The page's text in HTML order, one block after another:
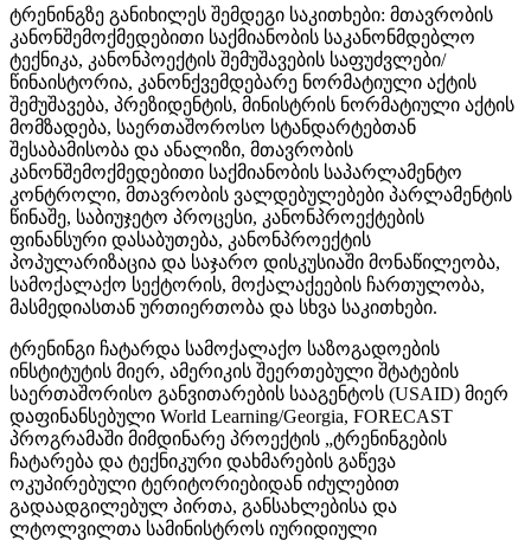
ტრენინგზე განიხილეს შემდეგი საკითხები: მთავრობის
კანონშემოქმედებითი საქმიანობის საკანონმდებლო
ტექნიკა, კანონპოექტის შემუშავების საფუძვლები/
წინაისტორია, კანონქვემდებარე ნორმატიული აქტის
შემუშავება, პრეზიდენტის, მინისტრის ნორმატიული აქტის
მომზადება, საერთაშოროსო სტანდარტებთან
შესაბამისობა და ანალიზი, მთავრობის
კანონშემოქმედებითი საქმიანობის საპარლამენტო
კონტროლი, მთავრობის ვალდებულებები პარლამენტის
წინაშე, საბიუჯეტო პროცესი, კანონპროექტების
ფინანსური დასაბუთება, კანონპროექტის
პოპულარიზაცია და საჯარო დისკუსიაში მონაწილეობა,
სამოქალაქო სექტორის, მოქალაქეების ჩართულობა,
მასმედიასთან ურთიერთობა და სხვა საკითხები.
ტრენინგი ჩატარდა სამოქალაქო საზოგადოების
ინსტიტუტის მიერ, ამერიკის შეერთებული შტატების
საერთაშორისო განვითარების სააგენტოს (USAID) მიერ
დაფინანსებული World Learning/Georgia, FORECAST
პროგრამაში მიმდინარე პროექტის „ტრენინგების
ჩატარება და ტექნიკური დახმარების გაწევა
ოკუპირებული ტერიტორიებიდან იძულებით
გადაადგილებულ პირთა, განსახლებისა და
ლტოლვილთა სამინისტროს იურიდიული